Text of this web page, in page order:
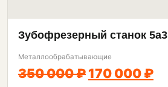
Зубофрезерный станок
Металлообрабатывающие
350 000 ₽ 170 000 ₽